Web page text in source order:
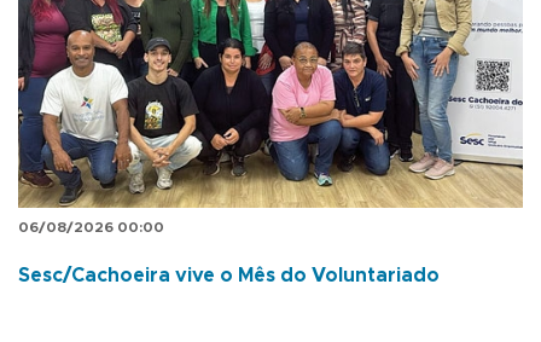
06/08/2026 00:00
Sesc/Cachoeira vive o Mês do Voluntariado